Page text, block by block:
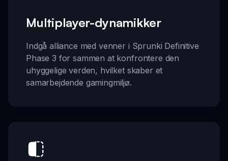
Multiplayer-dynamikker
Indgå alliance med venner i Sprunki Definitive
Phase 3 for sammen at konfrontere den
uhyggelige verden, hvilket skaber et
samarbejdende gamingmiljø.